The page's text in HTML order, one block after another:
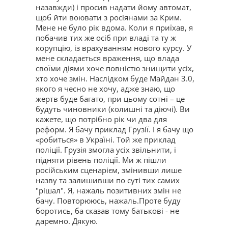
назавжди) і просив надати йому автомат,
щоб йти воювати з росіянами за Крим.
Мене не було рік вдома. Коли я приїхав, я
побачив тих же осіб при владі та ту ж
корупцію, із врахуванням нового курсу. У
мене складається враження, що влада
своїми діями хоче повністю знищити усіх,
хто хоче змін. Наслідком буде Майдан 3.0,
якого я чесно не хочу, адже знаю, що
жертв буде багато, при цьому сотні – це
будуть чиновники (колишні та діючі). Ви
кажете, що потрібно рік чи два для
реформ. Я бачу приклад Грузії. І я бачу що
«робиться» в Україні. Той же приклад
поліції. Грузія змогла усіх звільнити, і
підняти рівень поліції. Ми ж пішли
російським сценарієм, змінивши лише
назву та залишивши по суті тих самих
"рішал". Я, нажаль позитивних змін не
бачу. Повторююсь, нажаль.Проте буду
боротись, ба сказав тому батькові - не
даремно. Дякую.